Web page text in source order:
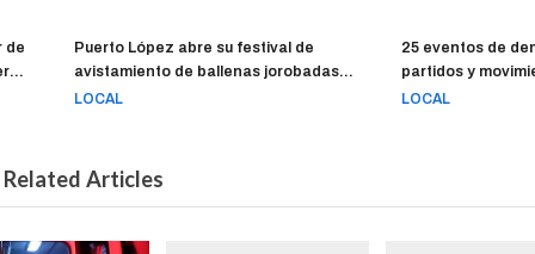
Puerto López abre su festival de
avistamiento de ballenas jorobadas
con ajuste de agenda por paro
25 eventos de democracia
partidos y movimientos
están solicitados en una
Articles